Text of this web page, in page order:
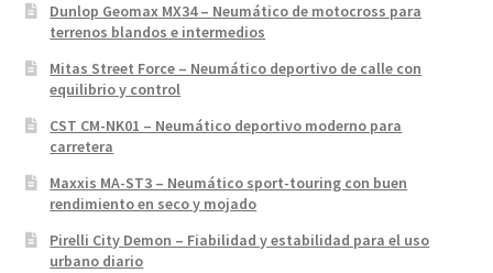
Dunlop Geomax MX34 – Neumático de motocross para
terrenos blandos e intermedios
Mitas Street Force – Neumático deportivo de calle con
equilibrio y control
CST CM-NK01 – Neumático deportivo moderno para
carretera
Maxxis MA-ST3 – Neumático sport-touring con buen
rendimiento en seco y mojado
Pirelli City Demon – Fiabilidad y estabilidad para el uso
urbano diario